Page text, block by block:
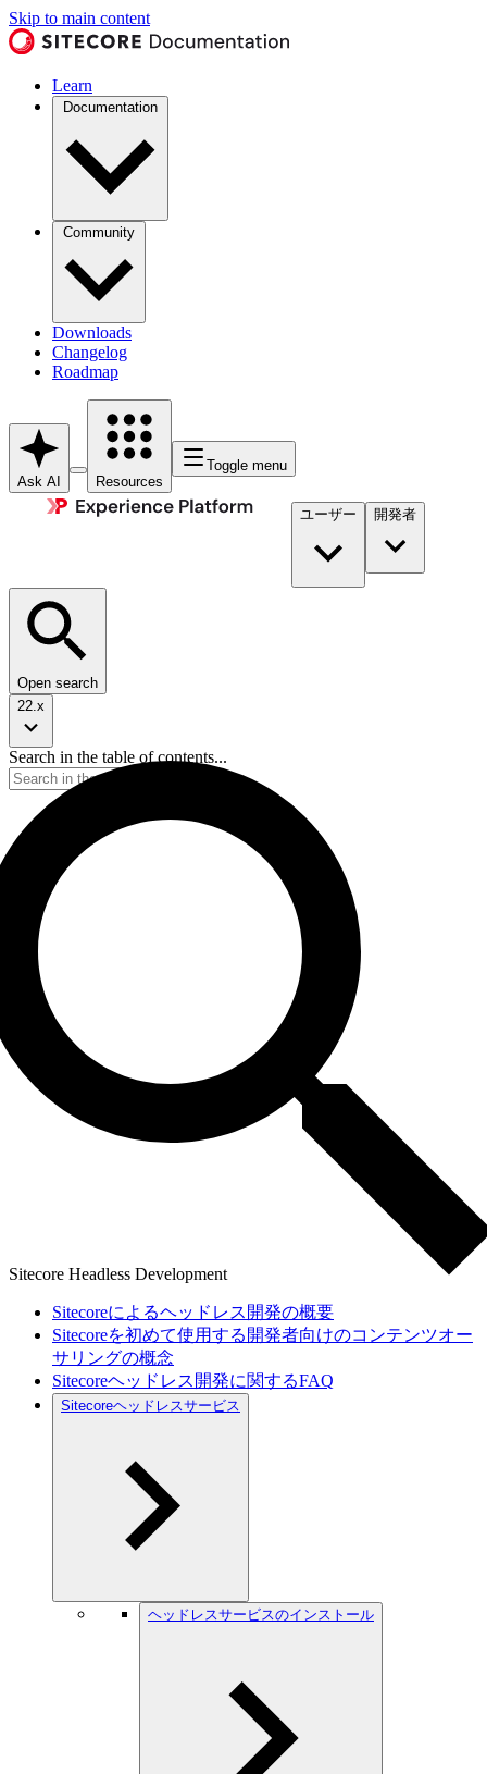
Skip to main content
Learn
Documentation
Community
Downloads
Changelog
Roadmap
Ask AI Resources
Toggle menu
ユーザー 開発者​
Open search
22.x
Search in the table of contents...
Sitecore Headless Development
Sitecoreによるヘッドレス開発の概要
Sitecoreを初めて使用する開発者向けのコンテンツオー
サリングの概念
Sitecoreヘッドレス開発に関するFAQ
Sitecoreヘッドレスサービス
ヘッドレスサービスのインストール